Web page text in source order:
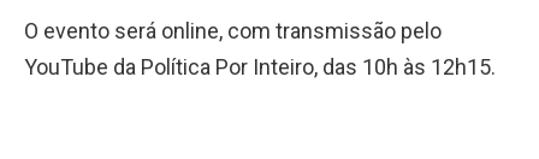
O evento será online, com transmissão pelo
YouTube da Política Por Inteiro, das 10h às 12h15.